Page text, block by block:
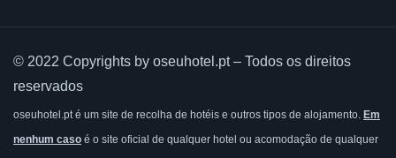
© 2022 Copyrights by oseuhotel.pt – Todos os direitos
reservados
oseuhotel.pt é um site de recolha de hotéis e outros tipos de alojamento. Em
nenhum caso é o site oficial de qualquer hotel ou acomodação de qualquer